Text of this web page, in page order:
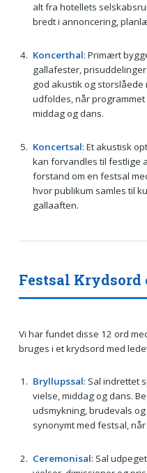
alt fra hotellets
bredt i annoncering,
Koncerthal: Primært
gallafester,
god akustik og
udfoldes, når
middag og dans.
Koncertsal: Et akustisk
kan forvandles til festlige
forstand om en festsal
hvor publikum samles til
gallaaften.
Festsal Krydsord
Vi har fundet disse 12 ord
bruges i et krydsord med
Bryllupssal: Sal indrettet
vielse, middag og dans.
udsmykning, brudevals
synonymt med festsal,
Ceremonisal: Sal